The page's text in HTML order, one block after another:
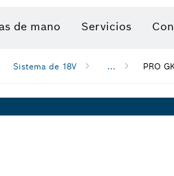
de mano Servicios
Sistema de 18V ... PRO